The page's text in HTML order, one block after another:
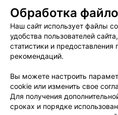
Пользовательское
Вакансии
Написать
Обработка
Обработка
Наш сайт использует файлы
удобства пользователей
статистики и
рекомендаций.
Вы можете настроить
cookie или изменить свое
Для получения
сроках и порядке